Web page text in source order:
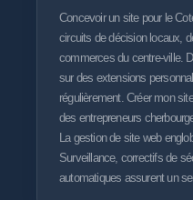
Concevoir un site pour le
circuits de décision locaux,
commerces du centre-ville.
sur des extensions
régulièrement. Créer mon
des entrepreneurs
La gestion de site web
Surveillance, correctifs de
automatiques assurent un